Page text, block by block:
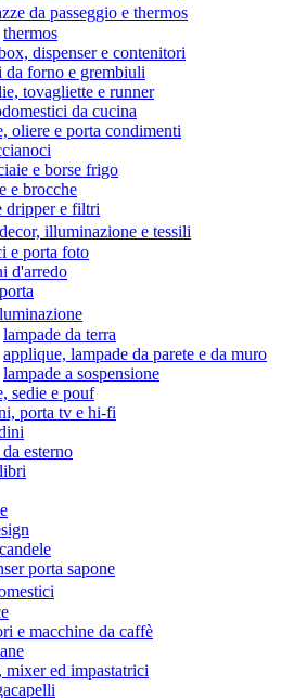
da passeggio e thermos
thermos
dispenser e contenitori
da forno e grembiuli
tovagliette e runner
da cucina
oliere e porta condimenti
e borse frigo
e brocche
dripper e filtri
illuminazione e tessili
e porta foto
d'arredo
lampade da terra
applique, lampade da parete e da muro
lampade a sospensione
sedie e pouf
porta tv e hi-fi
esterno
porta sapone
e macchine da caffè
mixer ed impastatrici